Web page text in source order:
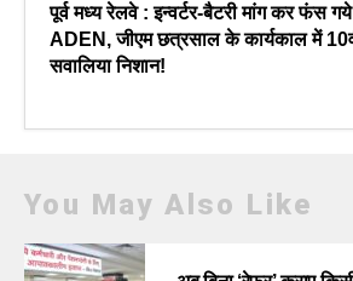
पूर्व मध्य रेलवे : इन्वर्टर-बैटरी मांग कर फंस
ADEN, जीएम छत्रसाल के कार्यकाल में
सवालिया निशान!
You May Also Like